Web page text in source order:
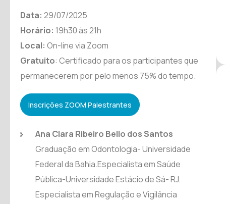
Data: 29/07/2025
Horário: 19h30 às 21h
Local: On-line via Zoom
Gratuito: Certificado para os participantes que
permanecerem por pelo menos 75% do tempo.
Inscrições ZOOM Palestrantes
Ana Clara Ribeiro Bello dos Santos
Graduação em Odontologia- Universidade
Federal da Bahia.Especialista em Saúde
Pública-Universidade Estácio de Sá- RJ.
Especialista em Regulação e Vigilância